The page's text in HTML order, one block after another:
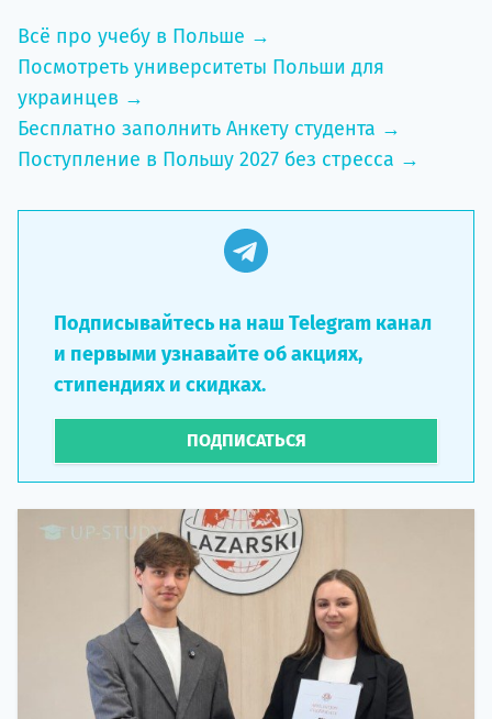
Всё про учебу в Польше →
Посмотреть университеты Польши для
украинцев →
Бесплатно заполнить Анкету студента →
Поступление в Польшу 2027 без стресса →
Подписывайтесь на наш Telegram канал
и первыми узнавайте об акциях,
стипендиях и скидках.
ПОДПИСАТЬСЯ